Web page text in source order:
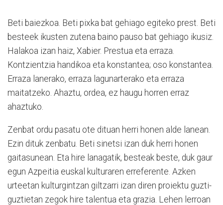
Beti baiezkoa. Beti pixka bat gehiago egiteko prest. Beti
besteek ikusten zutena baino pauso bat gehiago ikusiz.
Halakoa izan haiz, Xabier. Prestua eta erraza.
Kontzientzia handikoa eta konstantea; oso konstantea.
Erraza lanerako, erraza lagunarterako eta erraza
maitatzeko. Ahaztu, ordea, ez haugu horren erraz
ahaztuko.
Zenbat ordu pasatu ote dituan herri honen alde lanean.
Ezin dituk zenbatu. Beti sinetsi izan duk herri honen
gaitasunean. Eta hire lanagatik, besteak beste, duk gaur
egun Azpeitia euskal kulturaren erreferente. Azken
urteetan kulturgintzan giltzarri izan diren proiektu guzti-
guztietan zegok hire talentua eta grazia. Lehen lerroan